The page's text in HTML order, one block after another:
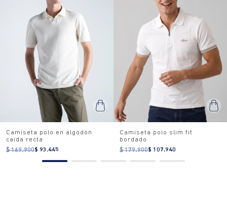
Camiseta polo en algodón
caída recta
$ 169.900$ 93.445
Camiseta polo slim fit
bordado
$ 179.900$ 107.940